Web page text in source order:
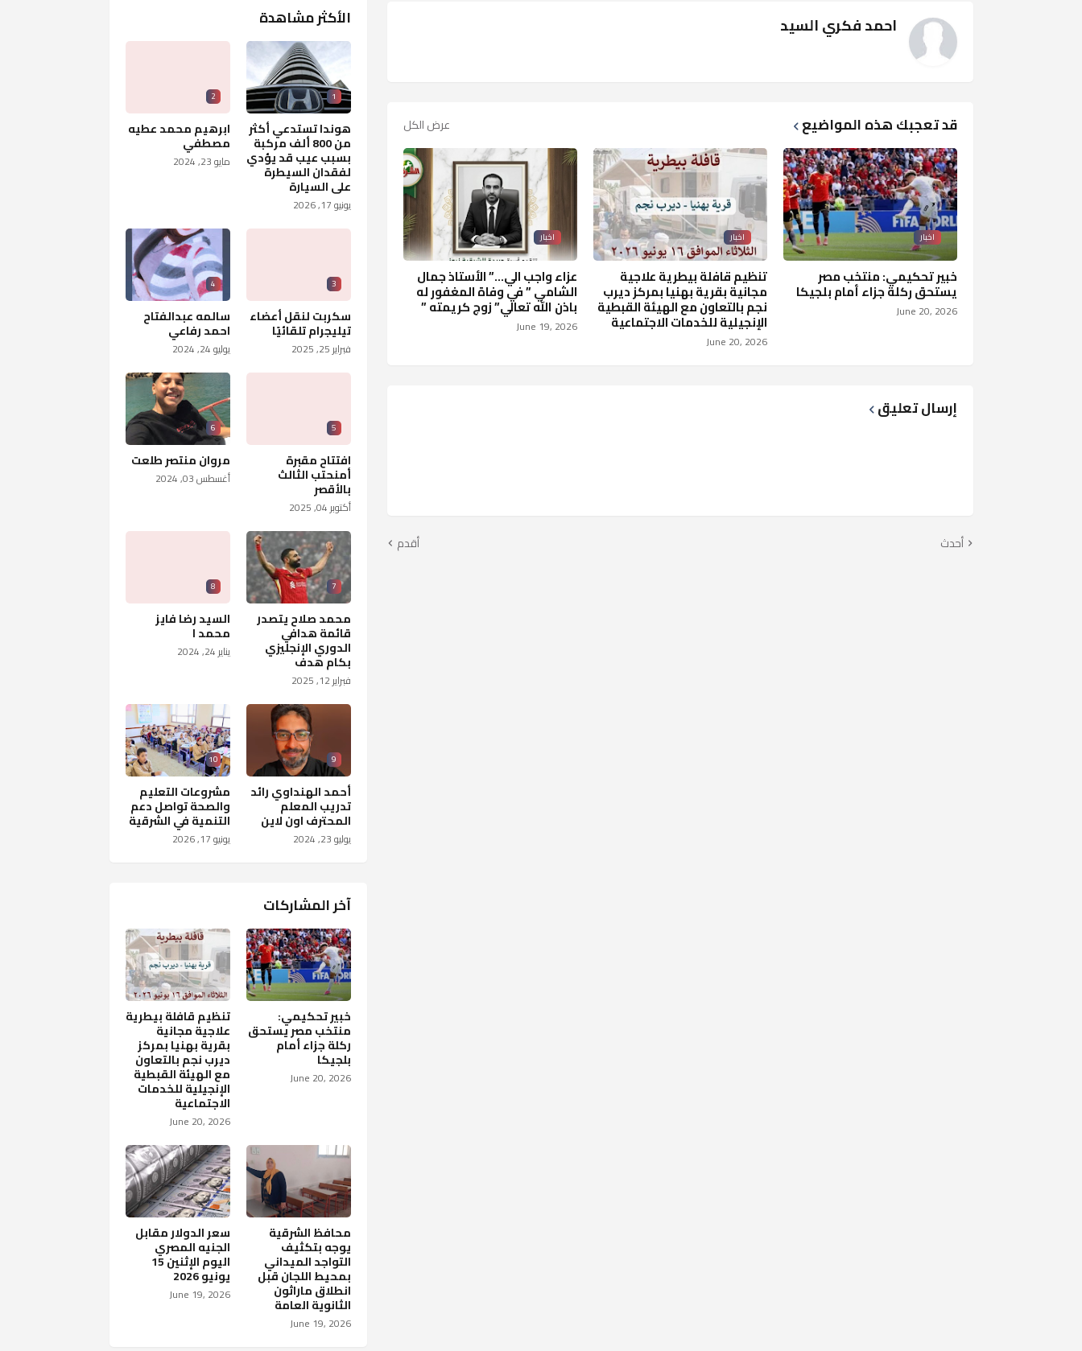
احمد فكري السيد
قد تعجبك هذه المواضيع عرض الكل
اخبار
خبير تحكيمي: منتخب مصر
يستحق ركلة جزاء أمام بلجيكا
June 20, 2026
اخبار
تنظيم قافلة بيطرية علاجية
مجانية بقرية بهنيا بمركز ديرب
نجم بالتعاون مع الهيئة القبطية
الإنجيلية للخدمات الاجتماعية
June 20, 2026
اخبار
عزاء واجب الي…” الأستاذ جمال
الشامي ” في وفاة المغفور له
باذن الله تعالي” زوج كريمته ”
June 19, 2026
إرسال تعليق
أحدث أقدم
الأكثر مشاهدة
1
هوندا تستدعي أكثر
من 800 ألف مركبة
بسبب عيب قد يؤدي
لفقدان السيطرة
على السيارة
يونيو 17, 2026
2
ابرهيم محمد عطيه
مصطفي
مايو 23, 2024
3
سكربت لنقل أعضاء
تيليجرام تلقائيًا
فبراير 25, 2025
4
سالمه عبدالفتاح
احمد رفاعي
يوليو 24, 2024
5
افتتاح مقبرة
أمنحتب الثالث
بالأقصر
أكتوبر 04, 2025
6
مروان منتصر طلعت
أغسطس 03, 2024
7
محمد صلاح يتصدر
قائمة هدافي
الدوري الإنجليزي
بكام هدف
فبراير 12, 2025
8
السيد رضا فايز
محمد ا
يناير 24, 2024
9
أحمد الهنداوي رائد
تدريب المعلم
المحترف اون لاين
يوليو 23, 2024
10
مشروعات التعليم
والصحة تواصل دعم
التنمية في الشرقية
يونيو 17, 2026
آخر المشاركات
خبير تحكيمي:
منتخب مصر يستحق
ركلة جزاء أمام
بلجيكا
June 20, 2026
تنظيم قافلة بيطرية
علاجية مجانية
بقرية بهنيا بمركز
ديرب نجم بالتعاون
مع الهيئة القبطية
الإنجيلية للخدمات
الاجتماعية
June 20, 2026
محافظ الشرقية
يوجه بتكثيف
التواجد الميداني
بمحيط اللجان قبل
انطلاق ماراثون
الثانوية العامة
June 19, 2026
سعر الدولار مقابل
الجنيه المصري
اليوم الإثنين 15
يونيو 2026
June 19, 2026